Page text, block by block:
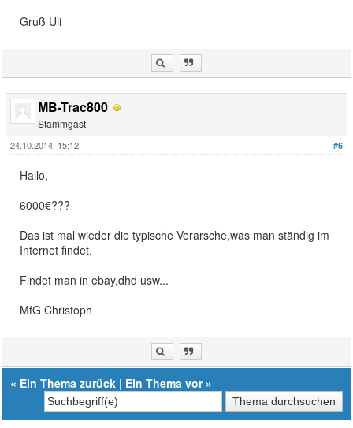
Gruß Uli
MB-Trac800
Stammgast
#6
24.10.2014, 15:12
Hallo,
6000€???
Das ist mal wieder die typische Verarsche,was man ständig im
Internet findet.
Findet man in ebay,dhd usw...
MfG Christoph
« Ein Thema zurück | Ein Thema vor»